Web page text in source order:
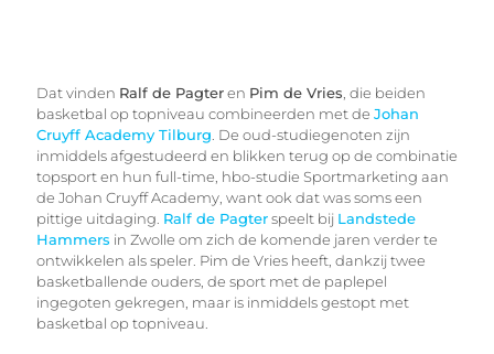
Dat vinden Ralf de Pagteren Pim de Vries , die beiden
basketbal op topniveau combineerden met de Johan
Cruyff Academy Tilburg . De oud-studiegenoten zijn
inmiddels afgestudeerd en blikken terug op de combinatie
topsport en hun full-time, hbo-studie Sportmarketing aan
de Johan Cruyff Academy, want ook dat was soms een
pittige uitdaging. Ralf de Pagterspeelt bij Landstede
Hammers in Zwolle om zich de komende jaren verder te
ontwikkelen als speler. Pim de Vries heeft, dankzij twee
basketballende ouders, de sport met de paplepel
ingegoten gekregen, maar is inmiddels gestopt met
basketbal op topniveau.